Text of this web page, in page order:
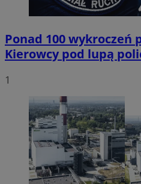
Ponad 100 wykroczeń
Kierowcy pod lupą
1